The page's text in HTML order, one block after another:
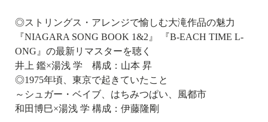
◎ストリングス・アレンジで愉しむ大滝作品の魅力
『NIAGARA SONG BOOK 1&2』 『B-EACH TIME L-
ONG』の最新リマスターを聴く
井上 鑑×湯浅 学 構成：山本 昇
◎1975年頃、東京で起きていたこと
～シュガー・ベイブ、はちみつぱい、風都市
和田博巳×湯浅 学 構成：伊藤隆剛